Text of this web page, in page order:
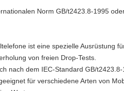
Norm GB/t2423.8-1995
ist eine spezielle Ausrüstung
von freien Drop-Tests.
nach dem IEC-Standard GB/t2423.8-
für verschiedene Arten von